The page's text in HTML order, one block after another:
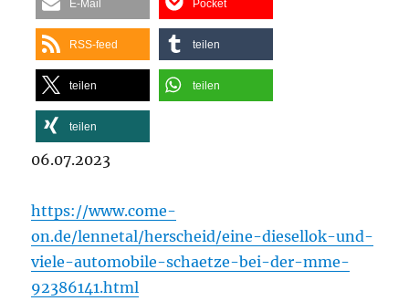
E-Mail Pocket
RSS-feed teilen
teilen teilen
teilen
06.07.2023
https://www.come-
on.de/lennetal/herscheid/eine-diesellok-und-
viele-automobile-schaetze-bei-der-mme-
92386141.html